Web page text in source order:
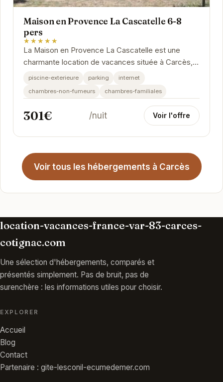
Maison en Provence La Cascatelle 6-8
pers
★★★★★
La Maison en Provence La Cascatelle est une
charmante location de vacances située à Carcès,
idéale pour les familles ou les groupes d'amis.
piscine-exterieure parking
internet
chambres-non-fumeurs
chambres-familiales
301€ /nuit Voir l'offre
Voir tous les hébergements à Carcès
location-vacances-france-var-83-carces-
cotignac.com
Une sélection d'hébergements, comparés et
présentés simplement. Pas de bruit, pas de
surenchère : les informations utiles pour choisir.
EXPLORER
Accueil
Blog
Contact
Partenaire : gite-lesconil-ecumedemer.com